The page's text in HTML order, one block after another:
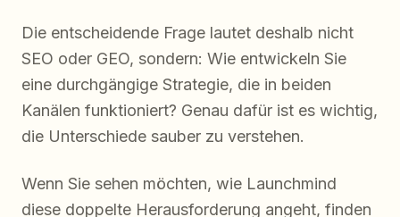
Die entscheidende Frage lautet deshalb nicht
SEO oder GEO, sondern: Wie entwickeln Sie
eine durchgängige Strategie, die in beiden
Kanälen funktioniert? Genau dafür ist es wichtig,
die Unterschiede sauber zu verstehen.
Wenn Sie sehen möchten, wie Launchmind
diese doppelte Herausforderung angeht, finden